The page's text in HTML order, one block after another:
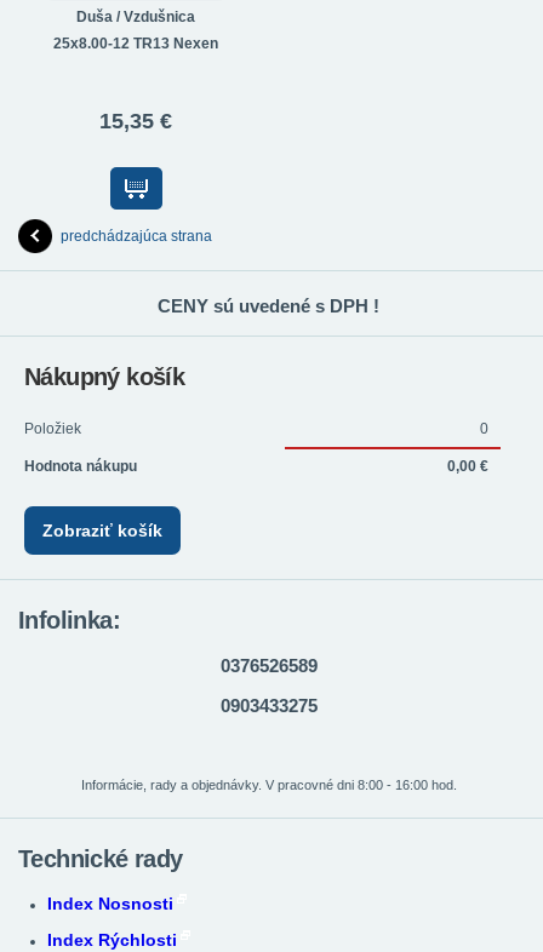
Duša / Vzdušnica
25x8.00-12 TR13 Nexen
15,35 €
predchádzajúca strana
CENY sú uvedené s DPH !
Nákupný košík
Položiek 0
Hodnota nákupu 0,00 €
Zobraziť košík
Infolinka:
0376526589
0903433275
Informácie, rady a objednávky. V pracovné dni 8:00 - 16:00 hod.
Technické rady
Index Nosnosti
Index Rýchlosti